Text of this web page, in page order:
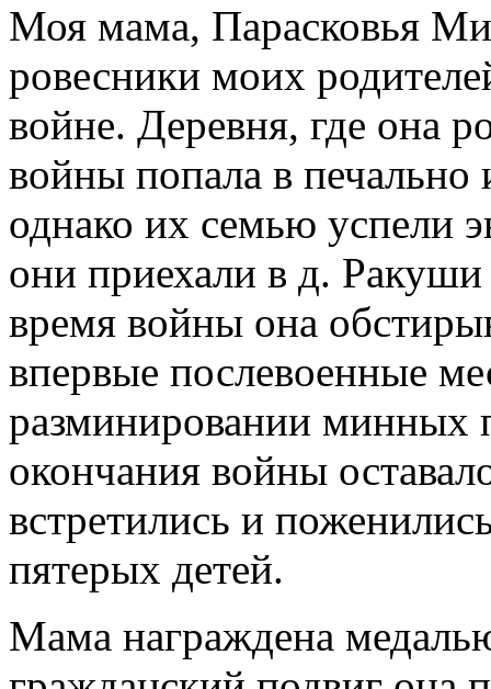
Моя мама, Парасковья
ровесники моих
войне. Деревня, где она
войны попала в печально
однако их семью успели
они приехали в д.
время войны она
впервые послевоенные
разминировании минных
окончания войны
встретились и
пятерых детей.
Мама награждена